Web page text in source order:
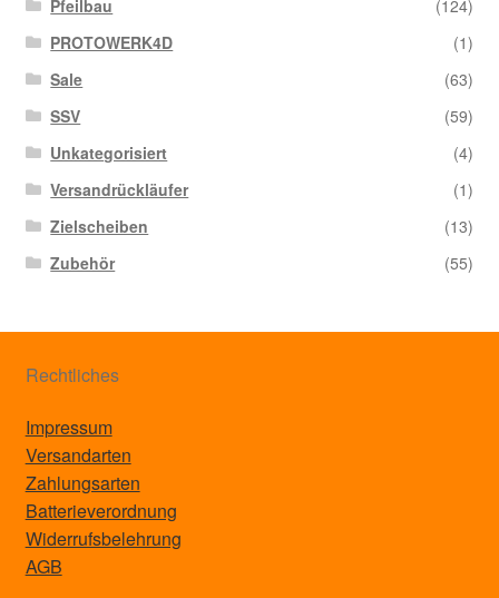
Pfeilbau
(124)
PROTOWERK4D
(1)
Sale
(63)
SSV
(59)
Unkategorisiert
(4)
Versandrückläufer
(1)
Zielscheiben
(13)
Zubehör
(55)
Rechtliches
Impressum
Versandarten
Zahlungsarten
Batterieverordnung
Widerrufsbelehrung
AGB